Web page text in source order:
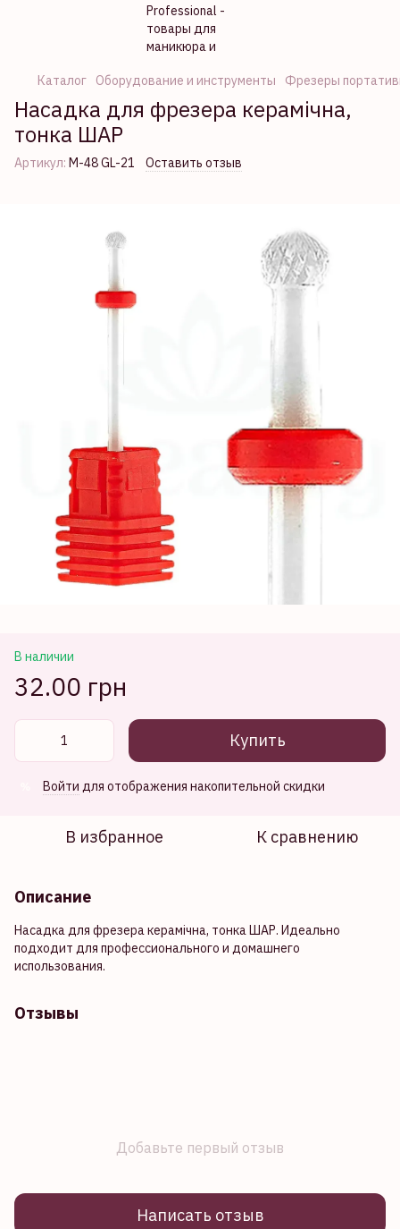
Каталог Оборудование и инструменты Фрезеры
Насадка для фрезера керамічна,
тонка ШАР
Артикул: M-48 GL-21 Оставить отзыв
В наличии
32.00 грн
Купить
Войти для отображения накопительной скидки
В избранное К сравнению
Описание
Насадка для фрезера керамічна, тонка ШАР. Идеально
подходит для профессионального и домашнего
использования.
Отзывы
Добавьте первый отзыв
Написать отзыв